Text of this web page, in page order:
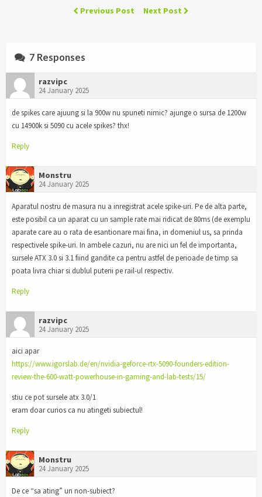
Previous Post Next Post
7 Responses
razvipc
24 January 2025
de spikes care ajuung si la 900w nu spuneti nimic? ajunge o sursa de 1200w
cu 14900k si 5090 cu acele spikes? thx!
Reply
Monstru
24 January 2025
Aparatul nostru de masura nu a inregistrat acele spike-uri. Pe de alta parte,
este posibil ca un aparat cu un sample rate mai ridicat de 80ms (de exemplu
aparate care au o rata de esantionare mai fina, in domeniul us, sa prinda
respectivele spike-uri. In ambele cazuri, nu are nici un fel de importanta,
sursele ATX 3.0 si 3.1 fiind gandite ca pentru astfel de perioade de timp sa
poata livra chiar si dublul puterii pe rail-ul respectiv.
Reply
razvipc
24 January 2025
aici apar
https://www.igorslab.de/en/nvidia-geforce-rtx-5090-founders-edition-
review-the-600-watt-powerhouse-in-gaming-and-lab-tests/15/
stiu ce pot sursele atx 3.0/1
eram doar curios ca nu atingeti subiectul!
Reply
Monstru
24 January 2025
De ce “sa ating” un non-subiect?